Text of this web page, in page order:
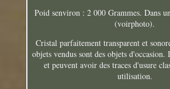
Poid senviron : 2 000 Grammes. Dans
(voirphoto).
Cristal parfaitement transparent et
objets vendus sont des objets
et peuvent avoir des traces d'usure
utilisation.